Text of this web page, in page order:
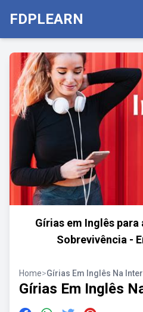
FDPLEARN
Gírias em Inglês
Sobrevivência -
Home>Gírias Em Inglês Na
Gírias Em Inglês